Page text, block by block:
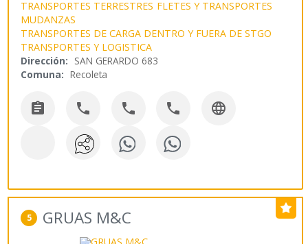
TRANSPORTES TERRESTRES FLETES Y TRANSPORTES
MUDANZAS
TRANSPORTES DE CARGA DENTRO Y FUERA DE STGO
TRANSPORTES Y LOGISTICA
Dirección: SAN GERARDO 683
Comuna: Recoleta
    
5 GRUAS M&C